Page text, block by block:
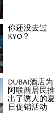
你还没去过
KYO？
DUBAI酒店为
阿联酋居民推
出了诱人的夏
日促销活动